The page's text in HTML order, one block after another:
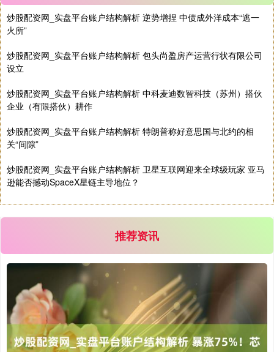
炒股配资网_实盘平台账户结构解析 逆势增捏 中债成外洋成本“逃一
火所”
炒股配资网_实盘平台账户结构解析 包头尚盈房产运营行状有限公司
设立
炒股配资网_实盘平台账户结构解析 中科麦迪数智科技（苏州）搭伙
企业（有限搭伙）耕作
炒股配资网_实盘平台账户结构解析 特朗普称好意思国与北约的相
关“间隙”
炒股配资网_实盘平台账户结构解析 卫星互联网迎来全球级玩家 亚马
逊能否撼动SpaceX星链主导地位？
推荐资讯